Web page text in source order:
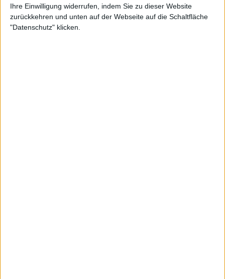
Ihre Einwilligung widerrufen, indem Sie zu dieser Website
zurückkehren und unten auf der Webseite auf die Schaltfläche
"Datenschutz" klicken.